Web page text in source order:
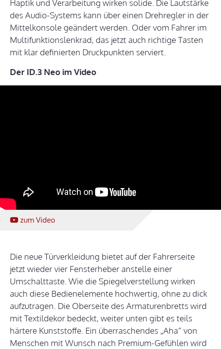
Haptik und Verarbeitung wirken solide. Die Lautstärke
des Audio-Systems kann über einen Drehregler in der
Mittelkonsole geändert werden. Oder vom Fahrer im
Multifunktionslenkrad, das jetzt auch richtige Tasten
mit klar definierten Druckpunkten serviert.
Der ID.3 Neo im Video
zum Video
Die neue Türverkleidung bietet auf der Fahrerseite
jetzt wieder vier Fensterheber anstelle einer
Umschalttaste. Wie die Spiegelverstellung wirken
auch diese Bedienelemente hochwertig, ohne zu dick
aufzutragen. Die Oberseite des Armaturenbretts wird
mit Textildekor bedeckt, weiter unten gibt es teils
härtere Kunststoffe. Ein überraschendes „Aha“ von
Menschen mit Wunsch nach Premium-Gefühlen wird